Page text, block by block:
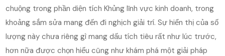
chuộng trong phần diện tích Khủng lĩnh vực kinh doanh, trong
khoảng sắm sửa mang đến đi nghịch giải trí. Sự hiển thị của số
lượng này chưa riêng gì mang dấu tích tiêu rất như lúc trước,
hơn nữa được chọn hiểu cũng như khám phá một giải pháp